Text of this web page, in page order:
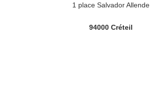
1 place Salvador Allende
94000 Créteil